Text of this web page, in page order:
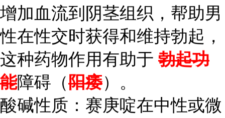
增加血流到阴茎组织，帮助男
性在性交时获得和维持勃起，
这种药物作用有助于 勃起功
能障碍（阳痿）。
酸碱性质：赛庚啶在中性或微